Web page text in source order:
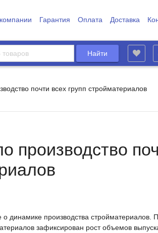
Гарантия Оплата Доставка
почти всех групп стройматериалов
производство
о динамике производства стройматериалов.
зафиксирован рост объемов